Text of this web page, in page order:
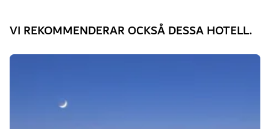
VI REKOMMENDERAR OCKSÅ DESSA HOTELL.